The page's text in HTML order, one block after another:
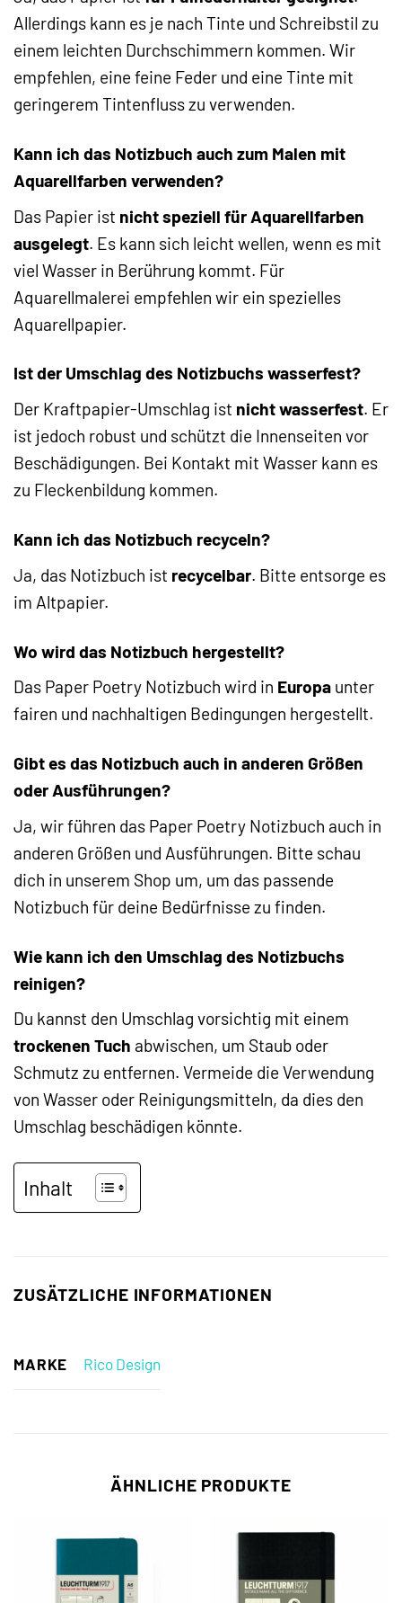
Allerdings kann es je nach Tinte und Schreibstil zu
einem leichten Durchschimmern kommen. Wir
empfehlen, eine feine Feder und eine Tinte mit
geringerem Tintenfluss zu verwenden.
Kann ich das Notizbuch auch zum Malen mit
Aquarellfarben verwenden?
Das Papier ist nicht speziell für Aquarellfarben
ausgelegt. Es kann sich leicht wellen, wenn es mit
viel Wasser in Berührung kommt. Für
Aquarellmalerei empfehlen wir ein spezielles
Aquarellpapier.
Ist der Umschlag des Notizbuchs wasserfest?
Der Kraftpapier-Umschlag ist nicht wasserfest. Er
ist jedoch robust und schützt die Innenseiten vor
Beschädigungen. Bei Kontakt mit Wasser kann es
zu Fleckenbildung kommen.
Kann ich das Notizbuch recyceln?
Ja, das Notizbuch ist recycelbar. Bitte entsorge es
im Altpapier.
Wo wird das Notizbuch hergestellt?
Das Paper Poetry Notizbuch wird in Europa unter
fairen und nachhaltigen Bedingungen hergestellt.
Gibt es das Notizbuch auch in anderen Größen
oder Ausführungen?
Ja, wir führen das Paper Poetry Notizbuch auch in
anderen Größen und Ausführungen. Bitte schau
dich in unserem Shop um, um das passende
Notizbuch für deine Bedürfnisse zu finden.
Wie kann ich den Umschlag des Notizbuchs
reinigen?
Du kannst den Umschlag vorsichtig mit einem
trockenen Tuch abwischen, um Staub oder
Schmutz zu entfernen. Vermeide die Verwendung
von Wasser oder Reinigungsmitteln, da dies den
Umschlag beschädigen könnte.
Inhalt
ZUSÄTZLICHE INFORMATIONEN
MARKE Rico Design
ÄHNLICHE PRODUKTE